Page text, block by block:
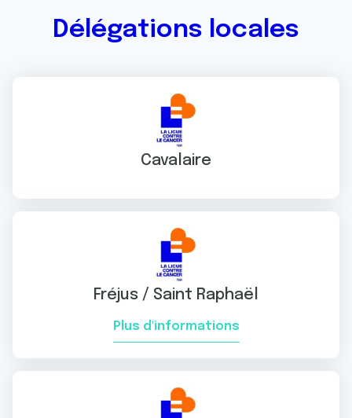
Délégations locales
Cavalaire
Fréjus / Saint Raphaël
Plus d'informations